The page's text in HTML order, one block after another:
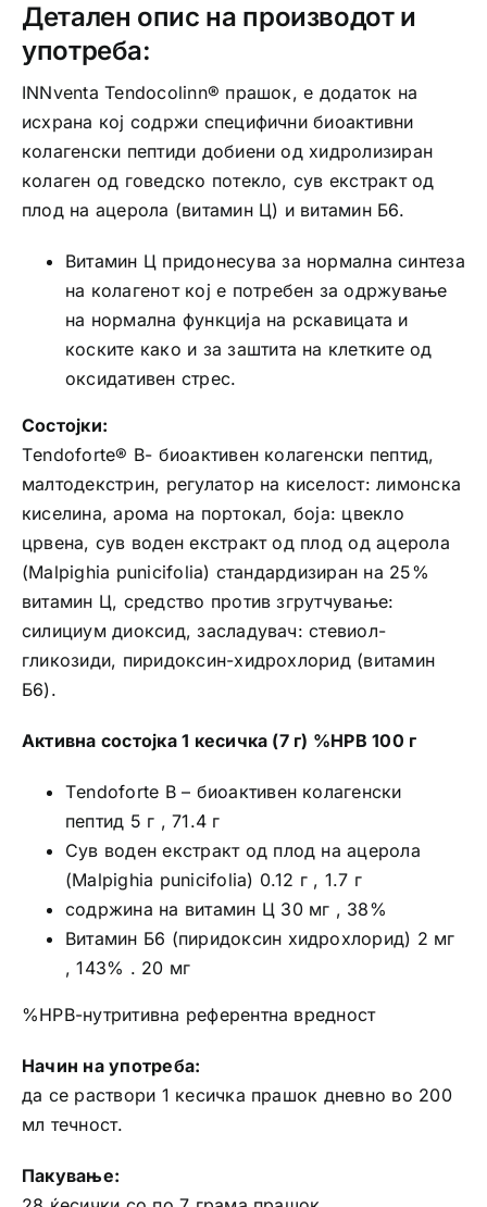
Детален опис на производот и
употреба:
INNventa Tendocolinn® прашок, е додаток на
исхрана кој содржи специфични биоактивни
колагенски пептиди добиени од хидролизиран
колаген од говедско потекло, сув екстракт од
плод на ацерола (витамин Ц) и витамин Б6.
Витамин Ц придонесува за нормална синтеза
на колагенот кој е потребен за одржување
на нормална функција на рскавицата и
коските како и за заштита на клетките од
оксидативен стрес.
Состојки:
Тendoforte® B- биоактивен колагенски пептид,
малтодекстрин, регулатор на киселост: лимонска
киселина, арома на портокал, боја: цвекло
црвена, сув воден екстракт од плод од ацерола
(Мalpighia punicifolia) стандардизиран на 25%
витамин Ц, средство против згрутчување:
силициум диоксид, засладувач: стевиол-
гликозиди, пиридоксин-хидрохлорид (витамин
Б6).
Активна состојка 1 кесичка (7 г) %НРВ 100 г
Тendoforte B – биоактивен колагенски
пептид 5 г , 71.4 г
Сув воден екстракт од плод на ацерола
(Malpighia punicifolia) 0.12 г , 1.7 г
содржина на витамин Ц 30 мг , 38%
Витамин Б6 (пиридоксин хидрохлорид) 2 мг
, 143% . 20 мг
%НРВ-нутритивна референтна вредност
Начин на употреба:
да се раствори 1 кесичка прашок дневно во 200
мл течност.
Пакување: